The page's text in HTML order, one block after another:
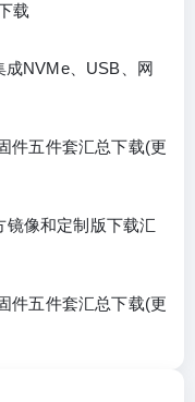
载
NVMe、USB、网
件五件套汇总下载(更
像和定制版下载汇
件五件套汇总下载(更